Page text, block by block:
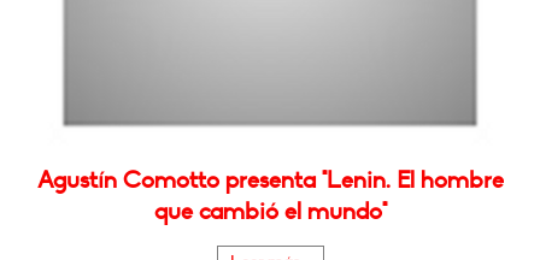
Agustín Comotto presenta "Lenin. El hombre
que cambió el mundo"